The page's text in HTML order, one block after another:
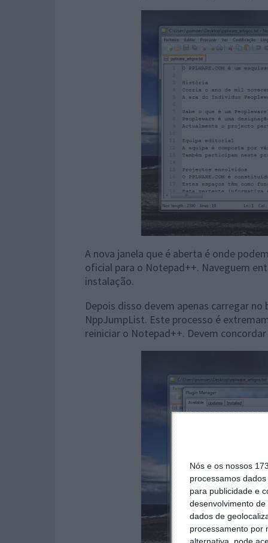
Nós e os nossos
processamos
para publicidade e
desenvolvimento de
dados de
processamento por
A nova janela que é aberta é onde
oficial para o Notepad++. Naveguem
instalação.
Depois disso devem apenas carregar no
NppJumpList. Este processo é
reiniciar o Notepad++. Devem